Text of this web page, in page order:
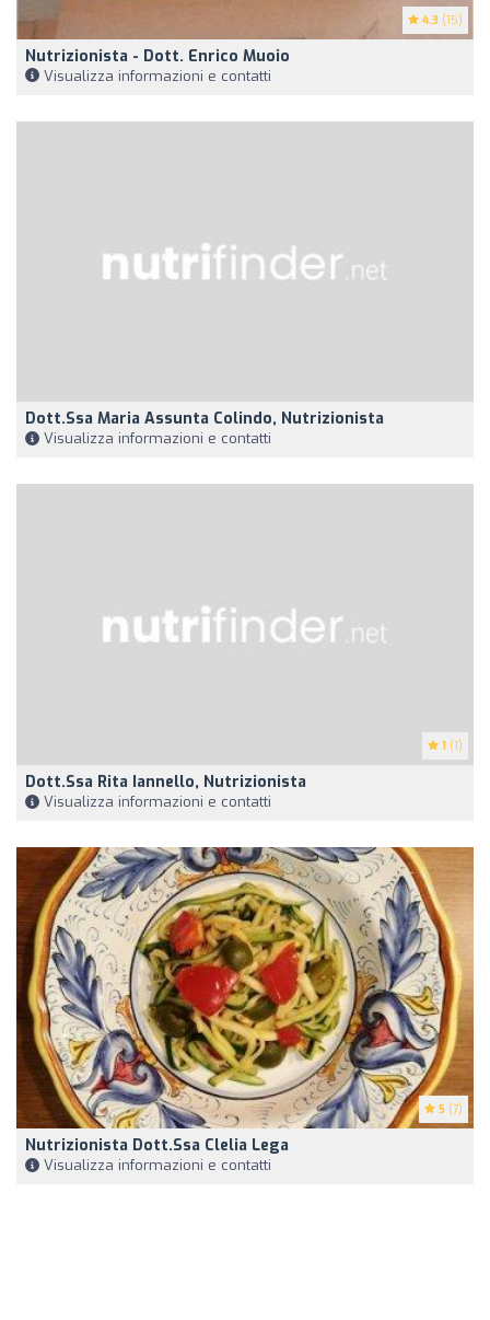
4.3 (15)
Nutrizionista - Dott. Enrico Muoio
Visualizza informazioni e contatti
Dott.ssa Maria Assunta Colindo, Nutrizionista
Visualizza informazioni e contatti
1 (1)
Dott.ssa Rita Iannello, Nutrizionista
Visualizza informazioni e contatti
5 (7)
Nutrizionista Dott.ssa Clelia Lega
Visualizza informazioni e contatti